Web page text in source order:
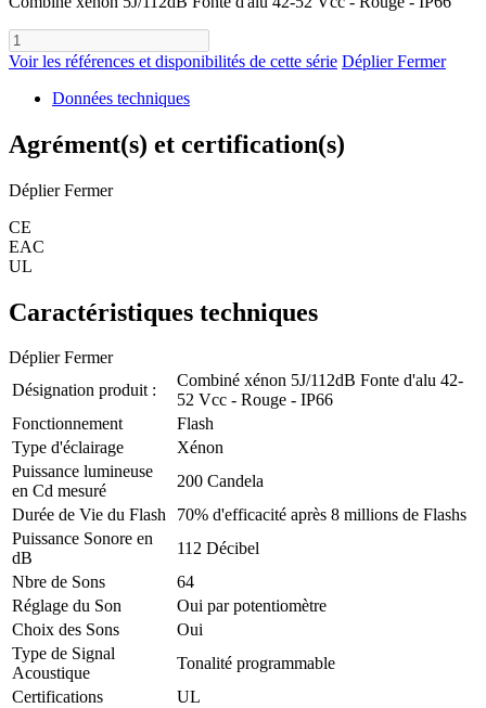
Voir les références et disponibilités de cette série Déplier Fermer
Données techniques
Agrément(s) et certification(s)
Déplier Fermer
CE
EAC
UL
Caractéristiques techniques
Déplier Fermer
Désignation produit :
Combiné xénon 5J/112dB Fonte d'alu 42-
52 Vcc - Rouge - IP66
Fonctionnement
Flash
Type d'éclairage
Xénon
Puissance lumineuse
en Cd mesuré
200 Candela
Durée de Vie du Flash
70% d'efficacité après 8 millions de Flashs
Puissance Sonore en
dB
112 Décibel
Nbre de Sons
64
Réglage du Son
Oui par potentiomètre
Choix des Sons
Oui
Type de Signal
Acoustique
Tonalité programmable
Certifications
UL